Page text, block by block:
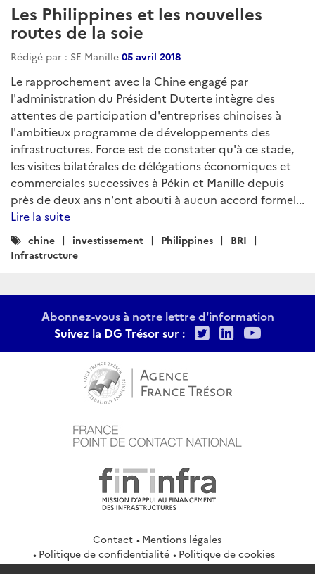
Les Philippines et les nouvelles
routes de la soie
Rédigé par : SE Manille 05 avril 2018
Le rapprochement avec la Chine engagé par
l'administration du Président Duterte intègre des
attentes de participation d'entreprises chinoises à
l'ambitieux programme de développements des
infrastructures. Force est de constater qu'à ce stade,
les visites bilatérales de délégations économiques et
commerciales successives à Pékin et Manille depuis
près de deux ans n'ont abouti à aucun accord formel...
Lire la suite
Catégories
:
chine investissement Philippines
BRI
Infrastructure
Abonnez-vous à notre lettre d'information
Suivez la DG Trésor sur :
TwitterLinkedIn
Contact
Mentions légales
Politique de confidentialité
Politique de cookies
Gestion des cookies
Flux RSS